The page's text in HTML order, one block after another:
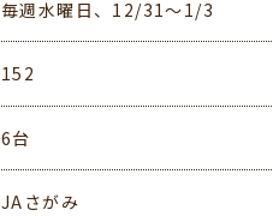
毎週水曜日、12/31～1/3
152
6台
JAさがみ